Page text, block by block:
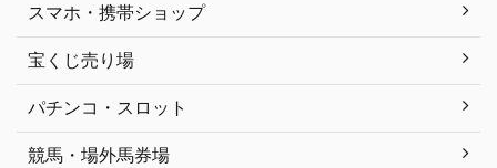
スマホ・携帯ショップ
宝くじ売り場
パチンコ・スロット
競馬・場外馬券場